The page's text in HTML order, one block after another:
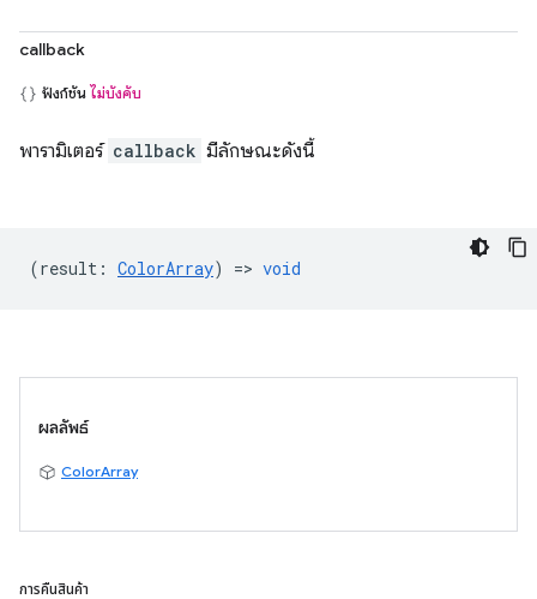
callback
ฟังก์ชัน ไม่บังคับ
พารามิเตอร์ callback มีลักษณะดังนี้
(result : ColorArray) => void
ผลลัพธ์
ColorArray
การคืนสินค้า